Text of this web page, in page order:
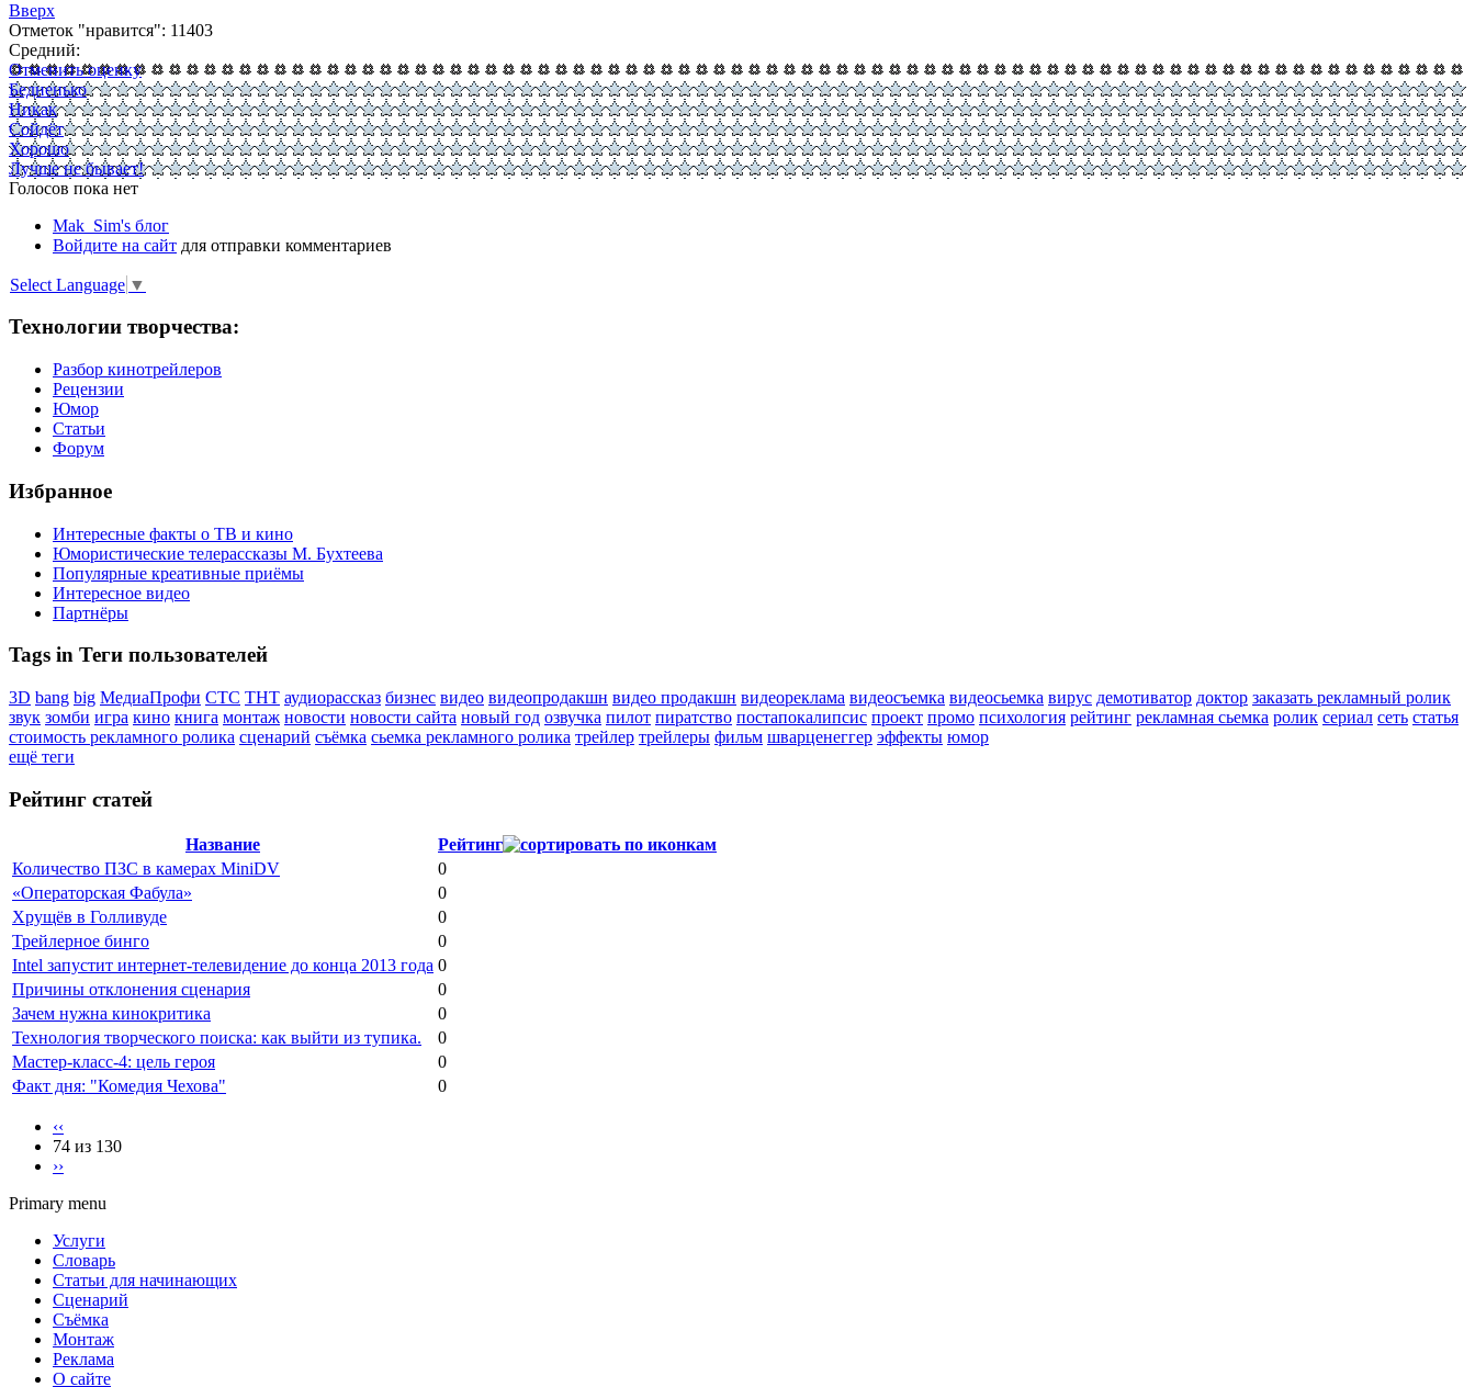
Вверх
Отметок "нравится": 11403
Средний:
Отменить оценку
Бедненько
Никак
Сойдёт
Хорошо
Лучше не бывает!
Голосов пока нет
Mak_Sim's блог
Войдите на сайт для отправки комментариев
Select Language ▼
Технологии творчества:
Разбор кинотрейлеров
Рецензии
Юмор
Статьи
Форум
Избранное
Интересные факты о ТВ и кино
Юмористические телерассказы М. Бухтеева
Популярные креативные приёмы
Интересное видео
Партнёры
Tags in Теги пользователей
3D bang big МедиаПрофи СТС ТНТ аудиорассказ бизнес видео видеопродакшн видео продакшн видеореклама видеосъемка видеосьемка вирус демотиватор доктор заказать рекламный ролик
звук зомби игра кино книга монтаж новости новости сайта новый год озвучка пилот пиратство постапокалипсис проект промо психология рейтинг рекламная сьемка ролик сериал сеть статья
стоимость рекламного ролика сценарий съёмка сьемка рекламного ролика трейлер трейлеры фильм шварценеггер эффекты юмор
ещё теги
Рейтинг статей
Название
Рейтинг
Количество ПЗС в камерах MiniDV
0
«Операторская Фабула»
0
Хрущёв в Голливуде
0
Трейлерное бинго
0
Intel запустит интернет-телевидение до конца 2013 года 0
Причины отклонения сценария
0
Зачем нужна кинокритика
0
Технология творческого поиска: как выйти из тупика.
0
Мастер-класс-4: цель героя
0
Факт дня: "Комедия Чехова"
0
‹‹
74 из 130
››
Primary menu
Услуги
Словарь
Статьи для начинающих
Сценарий
Съёмка
Монтаж
Реклама
О сайте